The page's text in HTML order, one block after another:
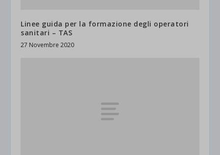
Linee guida per la formazione degli operatori
sanitari – TAS
27 Novembre 2020